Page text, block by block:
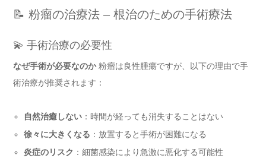
📝 粉瘤の治療法 – 根治のための手術療法
💫 手術治療の必要性
なぜ手術が必要なのか粉瘤は良性腫瘍ですが、以下の理由で手
術治療が推奨されます：
自然治癒しない ：時間が経っても消失することはない
徐々に大きくなる ：放置すると手術が困難になる
炎症のリスク ：細菌感染により急激に悪化する可能性